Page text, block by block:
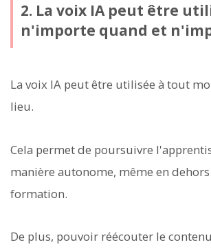
2. La voix IA peut être
n'importe quand et
La voix IA peut être utilisée à tout
lieu.
Cela permet de poursuivre
manière autonome, même en
formation.
De plus, pouvoir réécouter le